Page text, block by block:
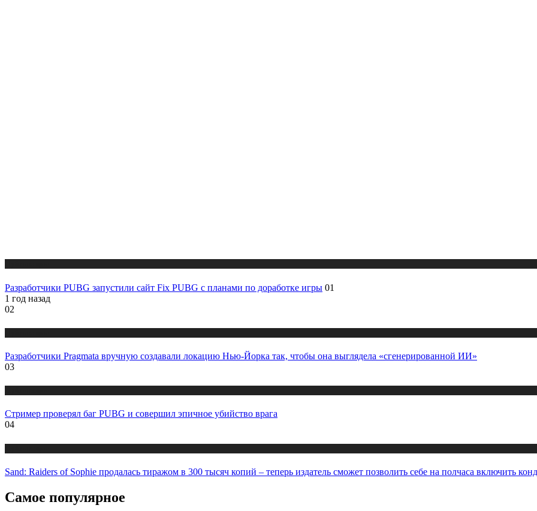
Разработчики PUBG запустили сайт Fix PUBG с планами по доработке игры 01
1 год назад
02
Разработчики Pragmata вручную создавали локацию Нью-Йорка так, чтобы она выглядела «сгенерированной ИИ»
03
Стример проверял баг PUBG и совершил эпичное убийство врага
04
Sand: Raiders of Sophie продалась тиражом в 300 тысяч копий – теперь издатель сможет позволить себе на полчаса включить
Самое популярное